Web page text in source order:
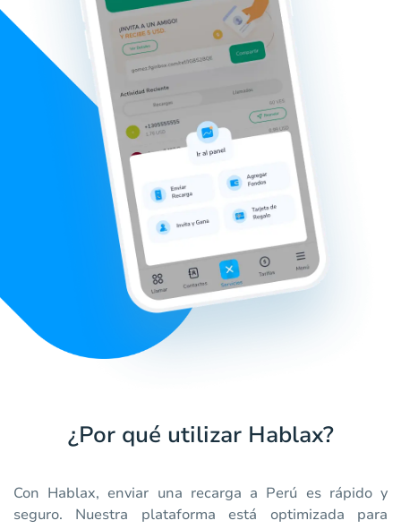
¿Por qué utilizar Hablax?
Con Hablax, enviar una recarga a Perú es rápido y
seguro. Nuestra plataforma está optimizada para